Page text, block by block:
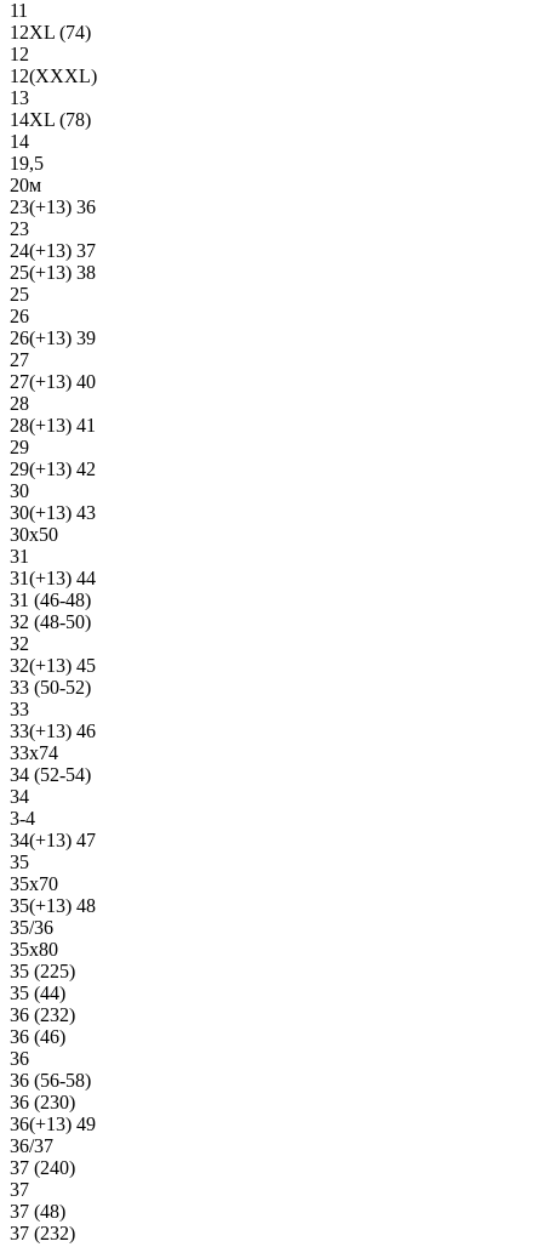
11
12XL (74)
12
12(ХХХL)
13
14XL (78)
14
19,5
20м
23(+13) 36
23
24(+13) 37
25(+13) 38
25
26
26(+13) 39
27
27(+13) 40
28
28(+13) 41
29
29(+13) 42
30
30(+13) 43
30х50
31
31(+13) 44
31 (46-48)
32 (48-50)
32
32(+13) 45
33 (50-52)
33
33(+13) 46
33х74
34 (52-54)
34
3-4
34(+13) 47
35
35х70
35(+13) 48
35/36
35х80
35 (225)
35 (44)
36 (232)
36 (46)
36
36 (56-58)
36 (230)
36(+13) 49
36/37
37 (240)
37
37 (48)
37 (232)